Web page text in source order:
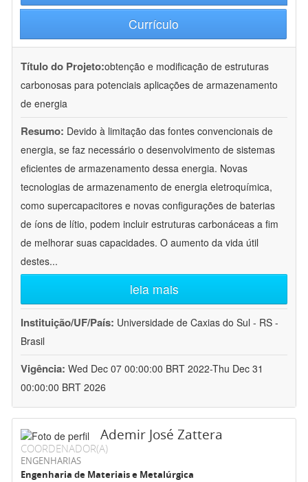
Currículo
Título do Projeto:obtenção e modificação de estruturas
carbonosas para potenciais aplicações de armazenamento
de energia
Resumo: Devido à limitação das fontes convencionais de
energia, se faz necessário o desenvolvimento de sistemas
eficientes de armazenamento dessa energia. Novas
tecnologias de armazenamento de energia eletroquímica,
como supercapacitores e novas configurações de baterias
de íons de lítio, podem incluir estruturas carbonáceas a fim
de melhorar suas capacidades. O aumento da vida útil
destes...
leia mais
Instituição/UF/País: Universidade de Caxias do Sul - RS -
Brasil
Vigência: Wed Dec 07 00:00:00 BRT 2022-Thu Dec 31
00:00:00 BRT 2026
Ademir José Zattera
COORDENADOR(A)
ENGENHARIAS
Engenharia de Materiais e Metalúrgica